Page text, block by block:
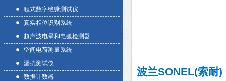
程式数字绝缘测试仪
真实相位识别系统
超声波电晕和电弧检测器
空间电荷测量系统
漏抗测试仪
数据计数器
波兰SONEL(索耐